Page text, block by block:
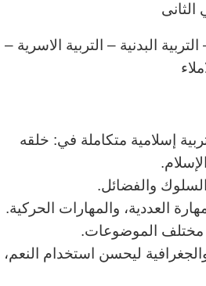
البدنية – التربية الاسرية –
إسلامية متكاملة في: خلقه
والفضائل.
العددية، والمهارات الحركية.
مختلف الموضوعات.
ليحسن استخدام النعم،